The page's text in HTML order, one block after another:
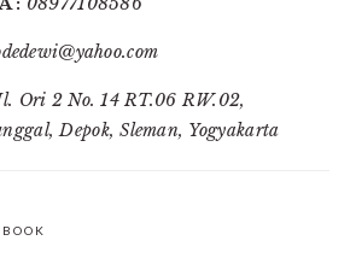
Ori 2 No. 14 RT.06 RW.02,
Depok, Sleman, Yogyakarta